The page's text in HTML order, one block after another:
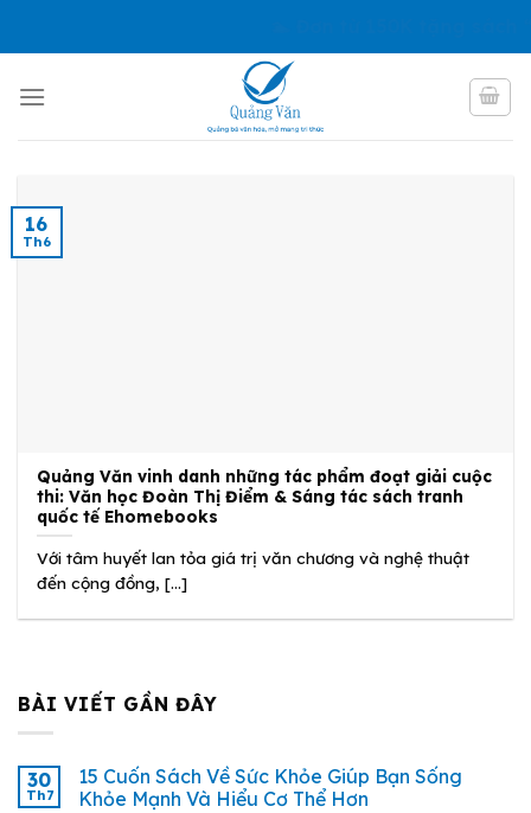
Quảng Văn vinh danh những tác phẩm đoạt giải cuộc
thi: Văn học Đoàn Thị Điểm & Sáng tác sách tranh
quốc tế Ehomebooks
Với tâm huyết lan tỏa giá trị văn chương và nghệ thuật
đến cộng đồng, [...]
16
Th6
BÀI VIẾT GẦN ĐÂY
30
Th7
15 Cuốn Sách Về Sức Khỏe Giúp Bạn Sống
Khỏe Mạnh Và Hiểu Cơ Thể Hơn